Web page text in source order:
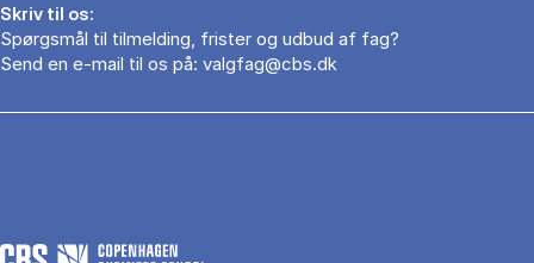
Skriv til os:
Spørgsmål til tilmelding, frister og udbud af fag?
Send en e-mail til os på: valgfag@cbs.dk